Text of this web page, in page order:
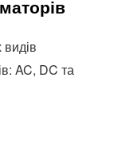
AC, DC та